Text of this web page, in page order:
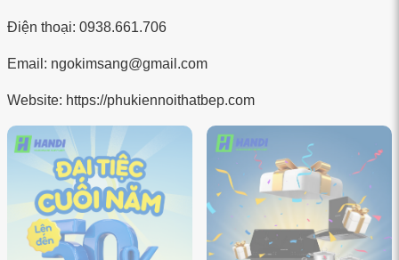
Điện thoại: 0938.661.706
Email: ngokimsang@gmail.com
Website: https://phukiennoithatbep.com